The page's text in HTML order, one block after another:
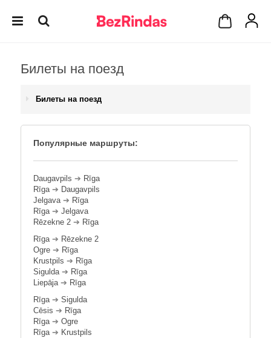
Билеты на поезд
Билеты на поезд
Популярные маршруты:
Daugavpils ➔ Rīga
Rīga➔ Daugavpils
Jelgava➔ Rīga
Rīga➔ Jelgava
Rēzekne 2 ➔ Rīga
Rīga➔ Rēzekne 2
Ogre ➔ Rīga
Krustpils ➔ Rīga
Sigulda➔ Rīga
Liepāja➔ Rīga
Rīga➔ Sigulda
Cēsis ➔ Rīga
Rīga➔ Ogre
Rīga➔ Krustpils